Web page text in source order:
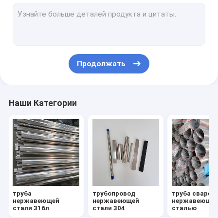
лист нержавеющей стали зеркала
Труба алюминиевого сплава
Лист алюминиевого сплава
Катушка алюминиевого сплава
штуцеры нержавеющей стали
Продолжать
Наши Категории
труба
нержавеющей
стали 316л
трубопровод
нержавеющей
стали 304
труба
сталью